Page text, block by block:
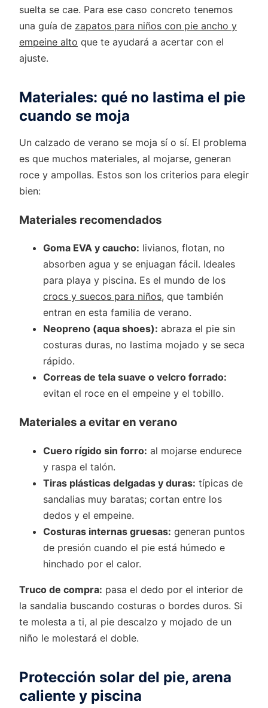
suelta se cae. Para ese caso concreto tenemos
una guía de zapatos para niños con pie ancho y
empeine alto que te ayudará a acertar con el
ajuste.
Materiales: qué no lastima el pie
cuando se moja
Un calzado de verano se moja sí o sí. El problema
es que muchos materiales, al mojarse, generan
roce y ampollas. Estos son los criterios para elegir
bien:
Materiales recomendados
Goma EVA y caucho: livianos, flotan, no
absorben agua y se enjuagan fácil. Ideales
para playa y piscina. Es el mundo de los
crocs y suecos para niños, que también
entran en esta familia de verano.
Neopreno (aqua shoes): abraza el pie sin
costuras duras, no lastima mojado y se seca
rápido.
Correas de tela suave o velcro forrado:
evitan el roce en el empeine y el tobillo.
Materiales a evitar en verano
Cuero rígido sin forro: al mojarse endurece
y raspa el talón.
Tiras plásticas delgadas y duras: típicas de
sandalias muy baratas; cortan entre los
dedos y el empeine.
Costuras internas gruesas: generan puntos
de presión cuando el pie está húmedo e
hinchado por el calor.
Truco de compra: pasa el dedo por el interior de
la sandalia buscando costuras o bordes duros. Si
te molesta a ti, al pie descalzo y mojado de un
niño le molestará el doble.
Protección solar del pie, arena
caliente y piscina